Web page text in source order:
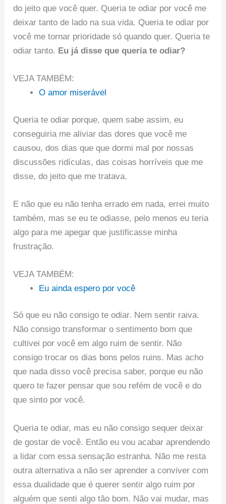
do jeito que você quer. Queria te odiar por você me
deixar tanto de lado na sua vida. Queria te odiar por
você me tornar prioridade só quando quer. Queria te
odiar tanto. Eu já disse que queria te odiar?
VEJA TAMBÉM:
O amor miserável
Queria te odiar porque, quem sabe assim, eu
conseguiria me aliviar das dores que você me
causou, dos dias que que dormi mal por nossas
discussões ridículas, das coisas horríveis que me
disse, do jeito que me tratava.
E não que eu não tenha errado em nada, errei muito
também, mas se eu te odiasse, pelo menos eu teria
algo para me apegar que justificasse minha
frustração.
VEJA TAMBÉM:
Eu ainda espero por você
Só que eu não consigo te odiar. Nem sentir raiva.
Não consigo transformar o sentimento bom que
cultivei por você em algo ruim de sentir. Não
consigo trocar os dias bons pelos ruins. Mas acho
que nada disso você precisa saber, porque eu não
quero te fazer pensar que sou refém de você e do
que sinto por você.
Queria te odiar, mas eu não consigo sequer deixar
de gostar de você. Então eu vou acabar aprendendo
a lidar com essa sensação estranha. Não me resta
outra alternativa a não ser aprender a conviver com
essa dualidade que é querer sentir algo ruim por
alguém que senti algo tão bom. Não vai mudar, mas